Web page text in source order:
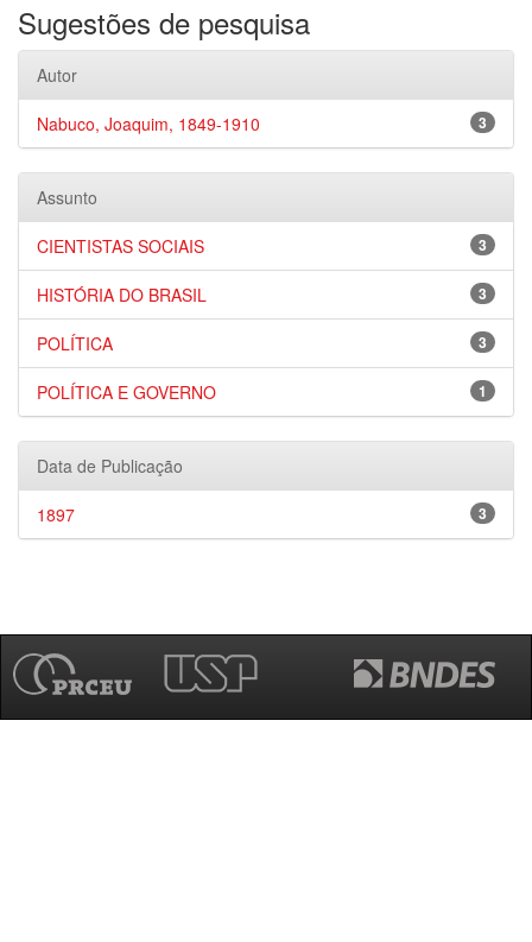
Sugestões de pesquisa
Autor
3
Nabuco, Joaquim, 1849-1910
Assunto
3
CIENTISTAS SOCIAIS
3
HISTÓRIA DO BRASIL
3
POLÍTICA
1
POLÍTICA E GOVERNO
Data de Publicação
3
1897